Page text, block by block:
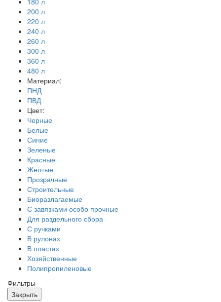
200 л
220 л
240 л
260 л
300 л
360 л
480 л
Материал:
ПНД
ПВД
Цвет:
Черные
Белые
Синие
Зеленые
Красные
Жёлтые
Прозрачные
Строительные
Биоразлагаемые
С завязками особо прочные
Для раздельного сбора
С ручками
В рулонах
В пластах
Хозяйственные
Полипропиленовые
Фильтры
Закрыть